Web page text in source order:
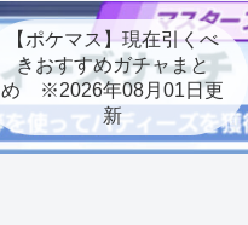
【ポケマス】現在引くべ
きおすすめガチャまと
め ※2026年08月01日更
新